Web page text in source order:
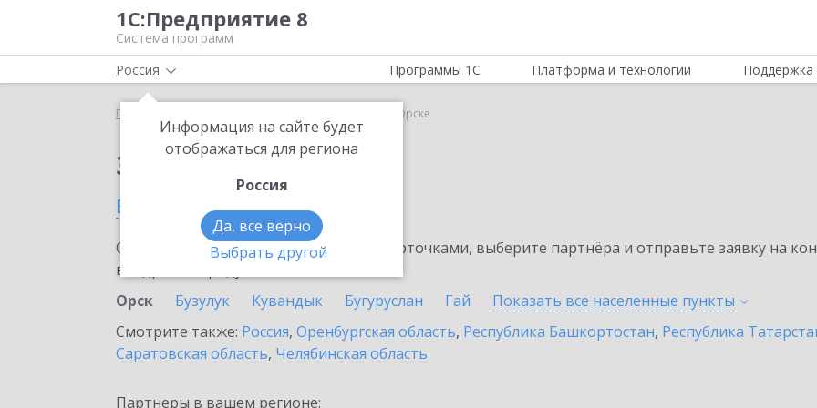
1С:Предприятие 8
Система программ
Россия
Информация на сайте будет
отображаться для региона
Россия
Да, все верно
Выбрать другой
Программы 1С Платформа и технологии Поддержка
Главная 1С:МДЛП в Орске
Заказать 1С:МДЛП
в Орске
Ознакомьтесь с информационными карточками, выберите партнёра и отправьте заявку на
внедрение продукта.
Орск
Бузулук Кувандык Бугуруслан Гай Показать все населенные пункты
Смотрите также: Россия, Оренбургская область, Республика Башкортостан, Республика
Саратовская область, Челябинская область
Партнеры в вашем регионе: